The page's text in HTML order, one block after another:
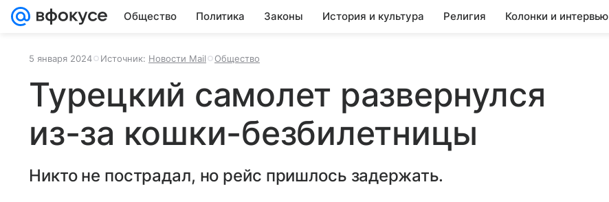
Общество Политика Законы История и культура Религия Колонки и интервью
5 января 2024 Источник: Новости Mail Общество
Турецкий самолет развернулся
из-за кошки-безбилетницы
Никто не пострадал, но рейс пришлось задержать.